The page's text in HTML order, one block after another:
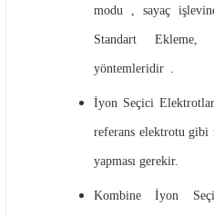
modu , sayaç
Standart
yöntemleridir .
İyon Seçici
referans elektrotu
yapması gerekir.
Kombine İyon